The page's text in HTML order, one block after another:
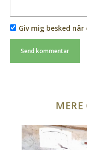
Giv mig besked